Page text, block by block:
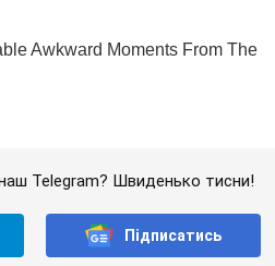
Telegram? Швиденько тисни!
Підписатись